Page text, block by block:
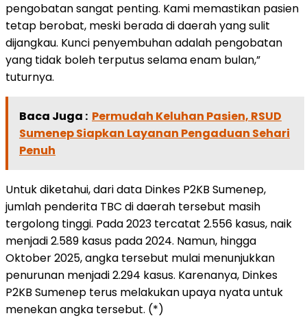
pengobatan sangat penting. Kami memastikan pasien
tetap berobat, meski berada di daerah yang sulit
dijangkau. Kunci penyembuhan adalah pengobatan
yang tidak boleh terputus selama enam bulan,”
tuturnya.
Baca Juga : Permudah Keluhan Pasien, RSUD
Sumenep Siapkan Layanan Pengaduan Sehari
Penuh
Untuk diketahui, dari data Dinkes P2KB Sumenep,
jumlah penderita TBC di daerah tersebut masih
tergolong tinggi. Pada 2023 tercatat 2.556 kasus, naik
menjadi 2.589 kasus pada 2024. Namun, hingga
Oktober 2025, angka tersebut mulai menunjukkan
penurunan menjadi 2.294 kasus. Karenanya, Dinkes
P2KB Sumenep terus melakukan upaya nyata untuk
menekan angka tersebut. (*)